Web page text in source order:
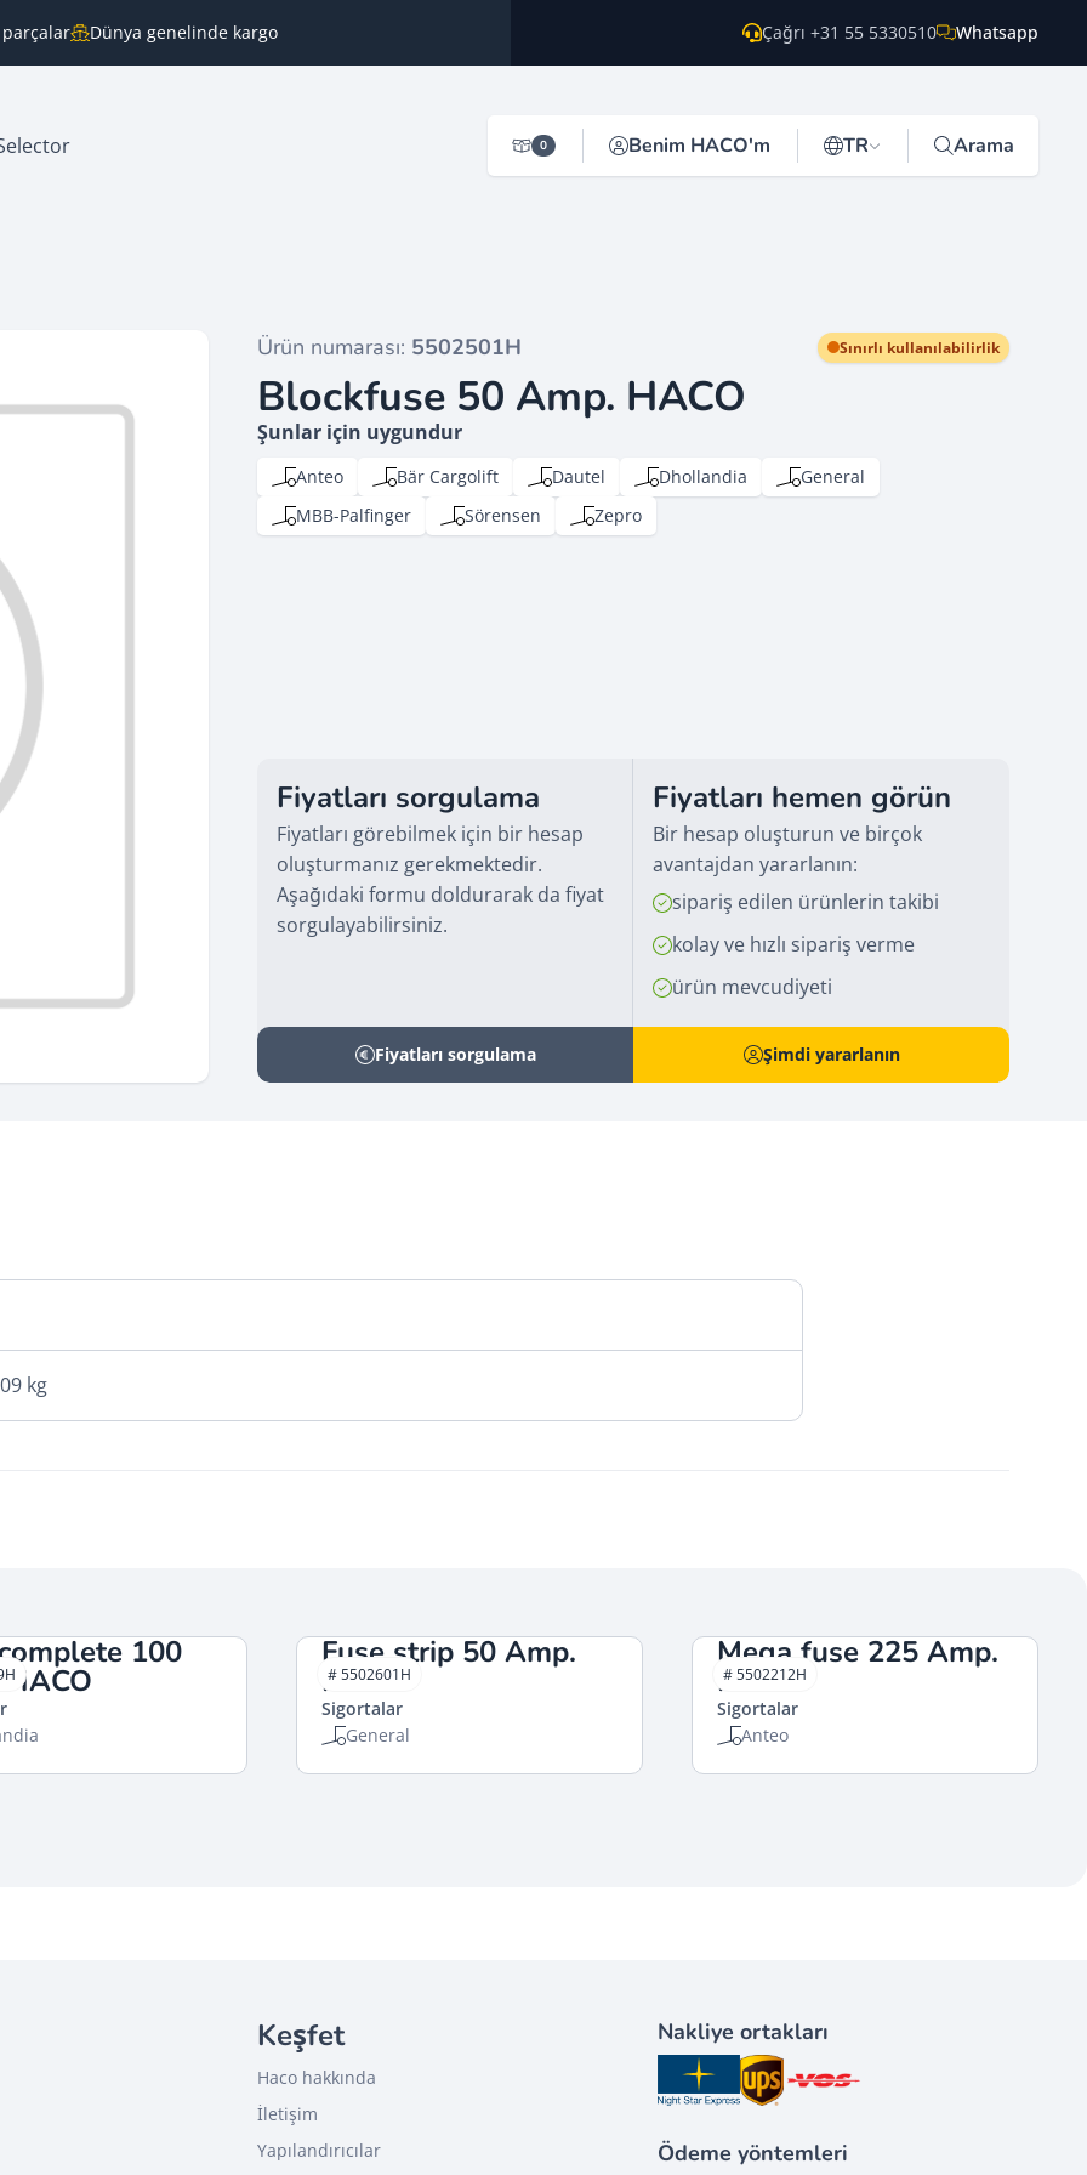
Dünya genelinde kargo Çağrı +31 55 5330510 Whatsapp
0 Benim HACO'm TR Arama
Ürün numarası: 5502501H Sınırlı kullanılabilirlik
Blockfuse 50 Amp. HACO
Şunlar için uygundur
Anteo Bär Cargolift Dautel Dhollandia
General
MBB-Palfinger
Sörensen Zepro
Fiyatları sorgulama
Fiyatları görebilmek için bir hesap
oluşturmanız gerekmektedir.
Aşağıdaki formu doldurarak da fiyat
sorgulayabilirsiniz.
Fiyatları sorgulama
Fiyatları hemen görün
Bir hesap oluşturun ve birçok
avantajdan yararlanın:
sipariş edilen ürünlerin takibi
kolay ve hızlı sipariş verme
ürün mevcudiyeti
Şimdi yararlanın
kg
100 Fuse strip 50 Amp.
HACO
Sigortalar
General
# 5502601H
Mega fuse 225 Amp.
HACO
Sigortalar
Anteo
# 5502212H
Keşfet
Haco hakkında
İletişim
Yapılandırıcılar
Nakliye ortakları
Ödeme yöntemleri